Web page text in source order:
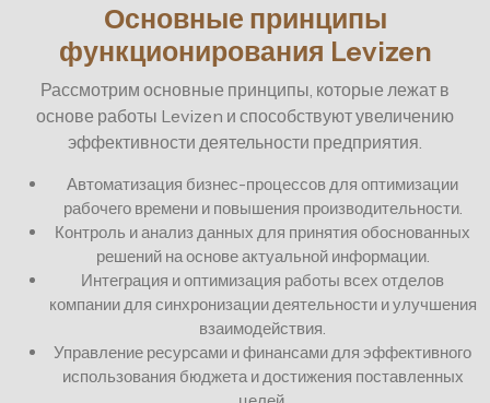
Основные принципы
функционирования Levizen
Рассмотрим основные принципы, которые лежат в
основе работы Levizen и способствуют увеличению
эффективности деятельности предприятия.
Автоматизация бизнес-процессов для оптимизации
рабочего времени и повышения производительности.
Контроль и анализ данных для принятия обоснованных
решений на основе актуальной информации.
Интеграция и оптимизация работы всех отделов
компании для синхронизации деятельности и улучшения
взаимодействия.
Управление ресурсами и финансами для эффективного
использования бюджета и достижения поставленных